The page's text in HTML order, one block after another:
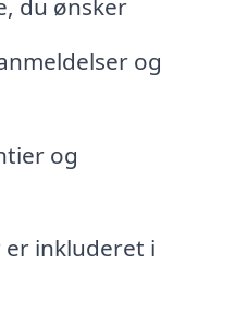
du ønsker
og
og
er inkluderet i